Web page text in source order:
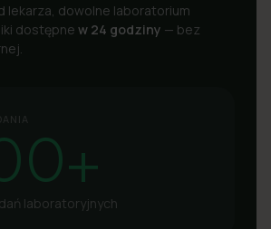
lekarza, dowolne laboratorium
dostępne w 24 godziny — bez
laboratoryjnych